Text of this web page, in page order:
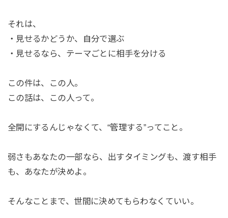
それは、
・見せるかどうか、自分で選ぶ
・見せるなら、テーマごとに相手を分ける
この件は、この人。
この話は、この人って。
全開にするんじゃなくて、“管理する”ってこと。
弱さもあなたの一部なら、出すタイミングも、渡す相手
も、あなたが決めよ。
そんなことまで、世間に決めてもらわなくていい。